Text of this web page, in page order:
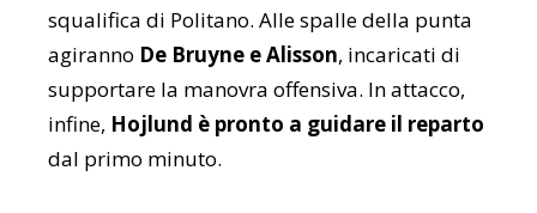
squalifica di Politano. Alle spalle della punta
agiranno De Bruyne e Alisson, incaricati di
supportare la manovra offensiva. In attacco,
infine, Hojlund è pronto a guidare il reparto
dal primo minuto.